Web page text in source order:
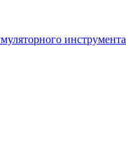
инструмента